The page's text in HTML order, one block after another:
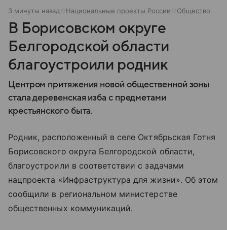
3 минуты назад Национальные проекты России Общество
В Борисовском округе
Белгородской области
благоустроили родник
Центром притяжения новой общественной зоны
стала деревенская изба с предметами
крестьянского быта.
Родник, расположенный в селе Октябрьская Готня
Борисовского округа Белгородской области,
благоустроили в соответствии с задачами
нацпроекта «Инфраструктура для жизни». Об этом
сообщили в региональном министерстве
общественных коммуникаций.